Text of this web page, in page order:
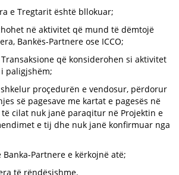
e Tregtarit është bllokuar;
në aktivitet që mund të dëmtojë
Bankës-Partnere ose ICCO;
që konsiderohen si aktivitet
paligjshëm;
proçedurën e vendosur, përdorur
së pagesave me kartat e pagesës në
të cilat nuk janë paraqitur në Projektin e
e tij dhe nuk janë konfirmuar nga
Banka-Partnere e kërkojnë atë;
të rëndësishme.